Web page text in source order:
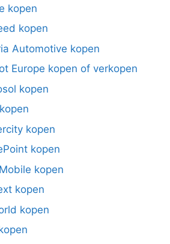
kopen
kopen
Automotive kopen
Europe kopen of verkopen
kopen
kopen
kopen
kopen
kopen
kopen